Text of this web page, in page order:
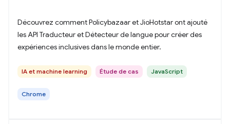
Découvrez comment Policybazaar et JioHotstar ont ajouté
les API Traducteur et Détecteur de langue pour créer des
expériences inclusives dans le monde entier.
IA et machine learning Étude de cas JavaScript
Chrome